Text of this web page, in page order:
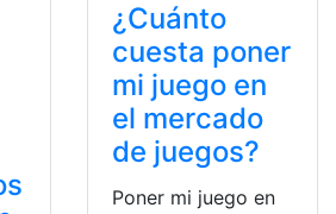
¿Cuánto
cuesta poner
mi juego en
el mercado
de juegos?
Poner mi juego en